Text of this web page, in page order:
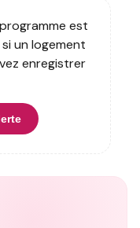
est
un logement
enregistrer